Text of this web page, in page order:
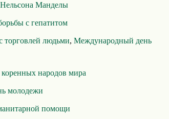
Манделы
с гепатитом
торговлей людьми, Международный день
народов мира
молодежи
помощи